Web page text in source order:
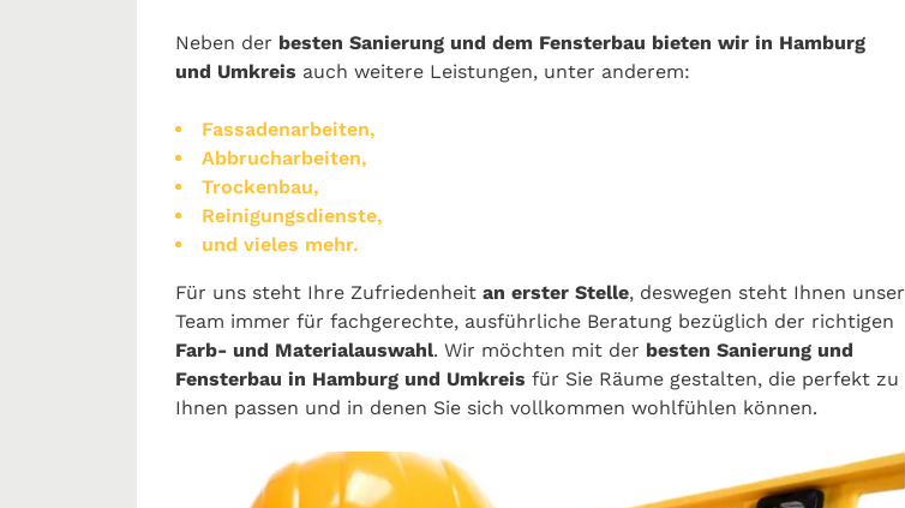
Neben der besten Sanierung und dem Fensterbau bieten wir in Hamburg
und Umkreis auch weitere Leistungen, unter anderem:
Fassadenarbeiten,
Abbrucharbeiten,
Trockenbau,
Reinigungsdienste,
und vieles mehr.
Für uns steht Ihre Zufriedenheit an erster Stelle, deswegen steht Ihnen unser
Team immer für fachgerechte, ausführliche Beratung bezüglich der richtigen
Farb- und Materialauswahl. Wir möchten mit der besten Sanierung und
Fensterbau in Hamburg und Umkreis für Sie Räume gestalten, die perfekt zu
Ihnen passen und in denen Sie sich vollkommen wohlfühlen können.